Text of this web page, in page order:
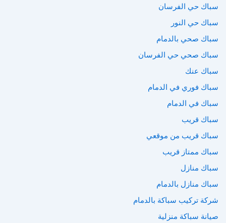
سباك حي الفرسان
سباك حي النور
سباك صحي بالدمام
سباك صحي حي الفرسان
سباك عنك
سباك فوري في الدمام
سباك في الدمام
سباك قريب
سباك قريب من موقعي
سباك ممتاز قريب
سباك منازل
سباك منازل بالدمام
شركة تركيب سباكة بالدمام
صيانة سباكة منزلية